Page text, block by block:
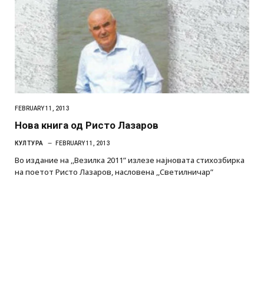
FEBRUARY 11, 2013
Нова книга од Ристо Лазаров
КУЛТУРА FEBRUARY 11, 2013
Во издание на ,,Везилка 2011” излезе најновата стихозбирка
на поетот Ристо Лазаров, насловена ,,Светилничар”